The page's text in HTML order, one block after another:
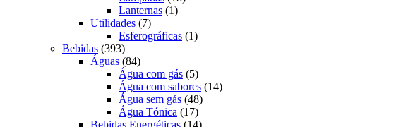
Lanternas 11
Utilidades 77
produtos
Esferográficas 11
Bebidas 393393
produtos
Águas 8484
produtos
Água com gás 55
produtos
Água com sabores 1414
Água sem gás 4848
Água Tónica 1717
produtos
14